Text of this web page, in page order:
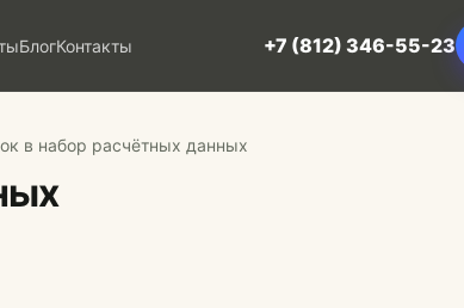
БлогКонтакты +7 (812) 346-55-23
в набор расчётных данных